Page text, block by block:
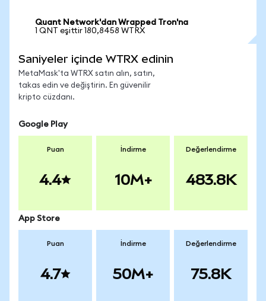
Quant Network'dan Wrapped Tron'na
1 QNT eşittir 180,8458 WTRX
Saniyeler içinde WTRX edinin
MetaMask'ta WTRX satın alın, satın,
takas edin ve değiştirin. En güvenilir
kripto cüzdanı.
Google Play
Puan
4.4
İndirme
10M+
Değerlendirme
483.8K
App Store
Puan
4.7
İndirme
50M+
Değerlendirme
75.8K